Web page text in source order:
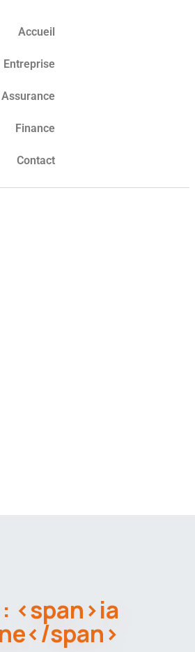
Accueil
Entreprise
Assurance
Finance
Contact
<span>ia
span>